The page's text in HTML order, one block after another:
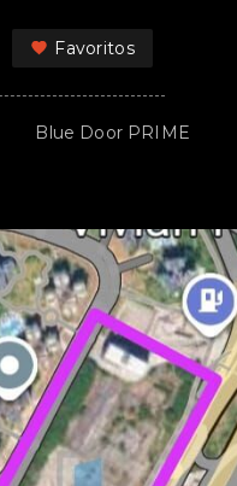
Favoritos
Blue Door PRIME